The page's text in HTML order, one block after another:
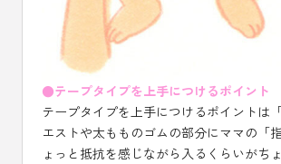
●テープタイプを上手につけるポイント
テープタイプを上手につけるポイントは
エストや太もものゴムの部分にママの「
ょっと抵抗を感じながら入るくらいがち